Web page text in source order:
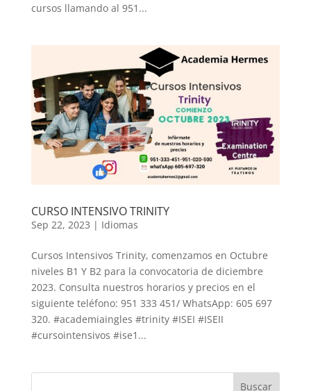
cursos llamando al 951...
CURSO INTENSIVO TRINITY
Sep 22, 2023 | Idiomas
Cursos Intensivos Trinity, comenzamos en Octubre
niveles B1 Y B2 para la convocatoria de diciembre
2023. Consulta nuestros horarios y precios en el
siguiente teléfono: 951 333 451/ WhatsApp: 605 697
320. #academiaingles #trinity #ISEI #ISEII
#cursointensivos #ise1...